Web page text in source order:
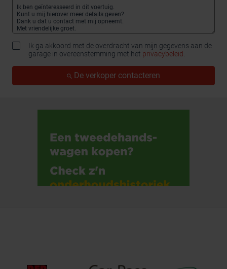
Ik ga akkoord met de overdracht van mijn gegevens aan de
garage in overeenstemming met het privacybeleid.
De verkoper contacteren